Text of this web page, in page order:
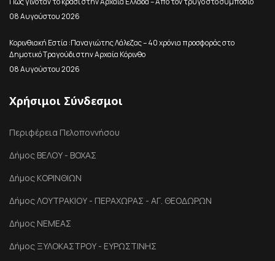
08 Αυγούστου 2026
Κορινθιακή Εστία :Παναγιώτης Λάλεζας – 40 χρόνια προσφοράς στο
Δημοτικό Τραγούδι στην Αρχαία Κόρινθο
08 Αυγούστου 2026
Χρήσιμοι Σύνδεσμοι
Περιφέρεια Πελοποννήσου
Δήμος ΒΕΛΟΥ - ΒΟΧΑΣ
Δήμος ΚΟΡΙΝΘΙΩΝ
Δήμος ΛΟΥΤΡΑΚΙΟΥ - ΠΕΡΑΧΩΡΑΣ - ΑΓ. ΘΕΟΔΩΡΩΝ
Δήμος ΝΕΜΕΑΣ
Δήμος ΞΥΛΟΚΑΣΤΡΟΥ - ΕΥΡΩΣΤΙΝΗΣ